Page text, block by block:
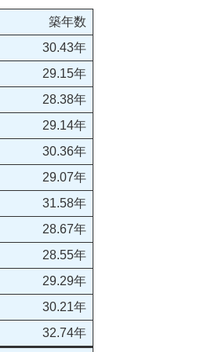
築年数
30.43年
29.15年
28.38年
29.14年
30.36年
29.07年
31.58年
28.67年
28.55年
29.29年
30.21年
32.74年